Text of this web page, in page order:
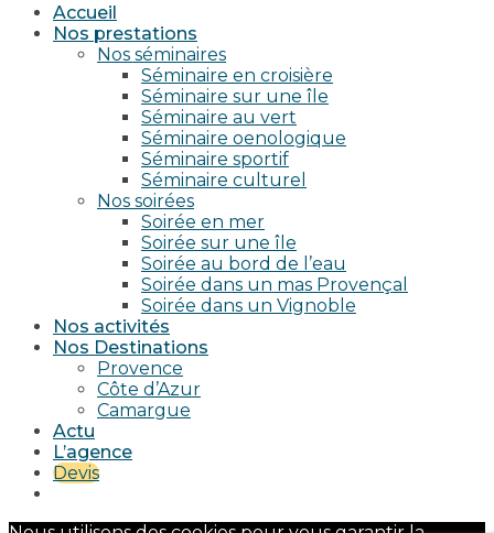
Accueil
Nos prestations
Nos séminaires
Séminaire en croisière
Séminaire sur une île
Séminaire au vert
Séminaire oenologique
Séminaire sportif
Séminaire culturel
Nos soirées
Soirée en mer
Soirée sur une île
Soirée au bord de l’eau
Soirée dans un mas Provençal
Soirée dans un Vignoble
Nos activités
Nos Destinations
Provence
Côte d’Azur
Camargue
Actu
L’agence
Devis